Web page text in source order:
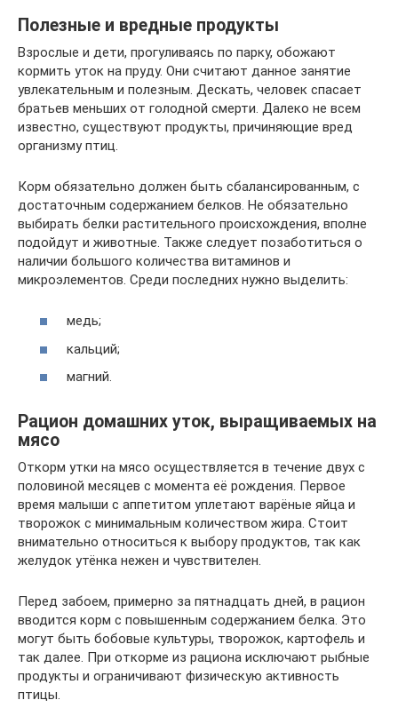
Полезные и вредные продукты
Взрослые и дети, прогуливаясь по парку, обожают
кормить уток на пруду. Они считают данное занятие
увлекательным и полезным. Дескать, человек спасает
братьев меньших от голодной смерти. Далеко не всем
известно, существуют продукты, причиняющие вред
организму птиц.
Корм обязательно должен быть сбалансированным, с
достаточным содержанием белков. Не обязательно
выбирать белки растительного происхождения, вполне
подойдут и животные. Также следует позаботиться о
наличии большого количества витаминов и
микроэлементов. Среди последних нужно выделить:
медь;
кальций;
магний.
Рацион домашних уток, выращиваемых на
мясо
Откорм утки на мясо осуществляется в течение двух с
половиной месяцев с момента её рождения. Первое
время малыши с аппетитом уплетают варёные яйца и
творожок с минимальным количеством жира. Стоит
внимательно относиться к выбору продуктов, так как
желудок утёнка нежен и чувствителен.
Перед забоем, примерно за пятнадцать дней, в рацион
вводится корм с повышенным содержанием белка. Это
могут быть бобовые культуры, творожок, картофель и
так далее. При откорме из рациона исключают рыбные
продукты и ограничивают физическую активность
птицы.